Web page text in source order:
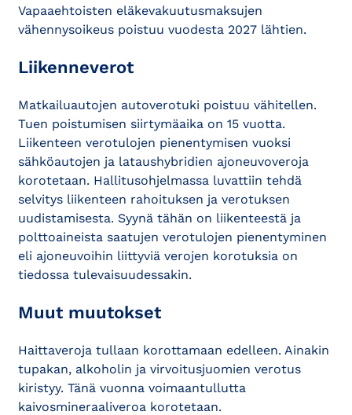
Vapaaehtoisten eläkevakuutusmaksujen
vähennysoikeus poistuu vuodesta 2027 lähtien.
Liikenneverot
Matkailuautojen autoverotuki poistuu vähitellen.
Tuen poistumisen siirtymäaika on 15 vuotta.
Liikenteen verotulojen pienentymisen vuoksi
sähköautojen ja lataushybridien ajoneuvoveroja
korotetaan. Hallitusohjelmassa luvattiin tehdä
selvitys liikenteen rahoituksen ja verotuksen
uudistamisesta. Syynä tähän on liikenteestä ja
polttoaineista saatujen verotulojen pienentyminen
eli ajoneuvoihin liittyviä verojen korotuksia on
tiedossa tulevaisuudessakin.
Muut muutokset
Haittaveroja tullaan korottamaan edelleen. Ainakin
tupakan, alkoholin ja virvoitusjuomien verotus
kiristyy. Tänä vuonna voimaantullutta
kaivosmineraaliveroa korotetaan.